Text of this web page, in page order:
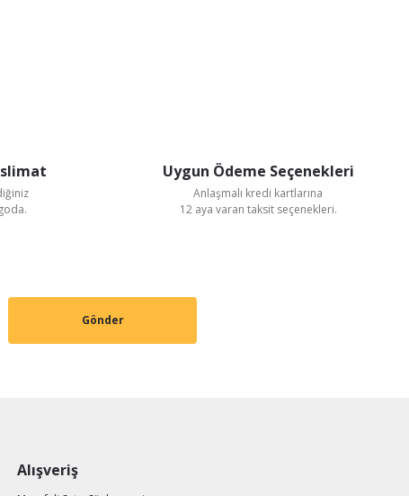
Uygun Ödeme Seçenekleri
Anlaşmalı kredi kartlarına
12 aya varan taksit seçenekleri.
Gönder
Alışveriş